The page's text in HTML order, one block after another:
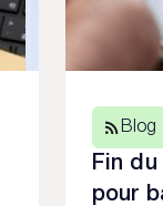
Blog
Fin
pour